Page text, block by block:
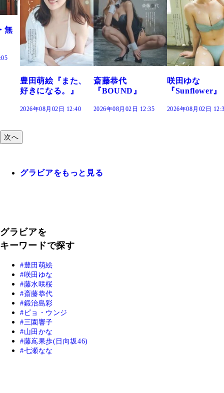
斎藤恭代
『BOUND』
2026年08月02日 12:35
咲田ゆな
『Sunflower』
2026年08月02日 12:30
藤水咲桜『花
だまり』
2026年08月02日
次へ
グラビアをもっと見る
グラビアを
キーワードで探す
豊田萌絵
咲田ゆな
藤水咲桜
斎藤恭代
鍛治島彩
ピョ・ウンジ
三園響子
山田かな
藤嶌果歩(日向坂46)
七瀬なな